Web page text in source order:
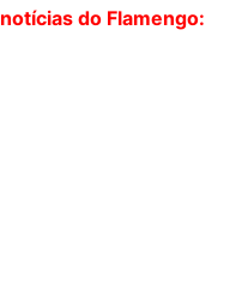
do Flamengo: